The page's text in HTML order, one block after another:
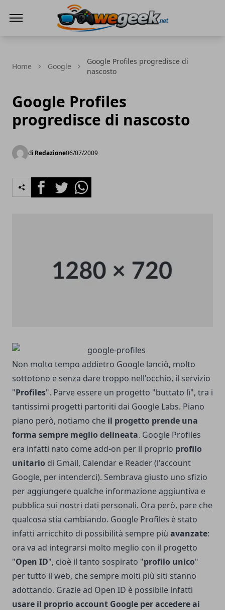
Home Google
Google Profiles progredisce di
nascosto
Google Profiles
progredisce di nascosto
di Redazione06/07/2009
FacebookTwitterWhatsapp
Non molto tempo addietro Google lanciò, molto
sottotono e senza dare troppo nell'occhio, il servizio
"Profiles". Parve essere un progetto "buttato lì", tra i
tantissimi progetti partoriti dai Google Labs. Piano
piano però, notiamo che il progetto prende una
forma sempre meglio delineata. Google Profiles
era infatti nato come add-on per il proprio profilo
unitario di Gmail, Calendar e Reader (l'account
Google, per intenderci). Sembrava giusto uno sfizio
per aggiungere qualche informazione aggiuntiva e
pubblica sui nostri dati personali. Ora però, pare che
qualcosa stia cambiando. Google Profiles è stato
infatti arricchito di possibilità sempre più avanzate:
ora va ad integrarsi molto meglio con il progetto
"Open ID", cioè il tanto sospirato "profilo unico"
per tutto il web, che sempre molti più siti stanno
adottando. Grazie ad Open ID è possibile infatti
usare il proprio account Google per accedere ai